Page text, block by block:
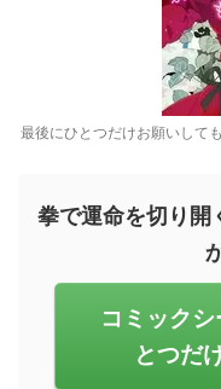
最後にひとつだけお願いして
拳で運命を切り開
コミック
とつだ